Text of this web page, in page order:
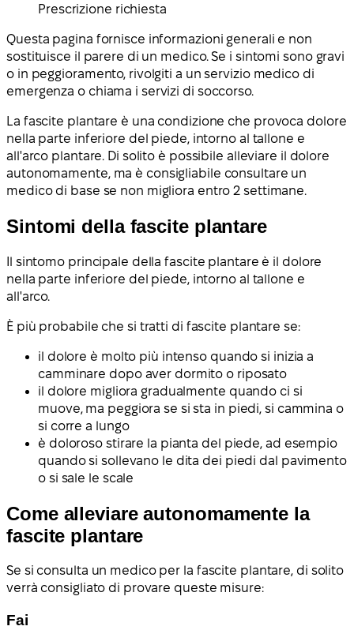
Prescrizione richiesta
Questa pagina fornisce informazioni generali e non
sostituisce il parere di un medico. Se i sintomi sono gravi
o in peggioramento, rivolgiti a un servizio medico di
emergenza o chiama i servizi di soccorso.
La fascite plantare è una condizione che provoca dolore
nella parte inferiore del piede, intorno al tallone e
all'arco plantare. Di solito è possibile alleviare il dolore
autonomamente, ma è consigliabile consultare un
medico di base se non migliora entro 2 settimane.
Sintomi della fascite plantare
Il sintomo principale della fascite plantare è il dolore
nella parte inferiore del piede, intorno al tallone e
all'arco.
È più probabile che si tratti di fascite plantare se:
il dolore è molto più intenso quando si inizia a
camminare dopo aver dormito o riposato
il dolore migliora gradualmente quando ci si
muove, ma peggiora se si sta in piedi, si cammina o
si corre a lungo
è doloroso stirare la pianta del piede, ad esempio
quando si sollevano le dita dei piedi dal pavimento
o si sale le scale
Come alleviare autonomamente la
fascite plantare
Se si consulta un medico per la fascite plantare, di solito
verrà consigliato di provare queste misure:
Fai